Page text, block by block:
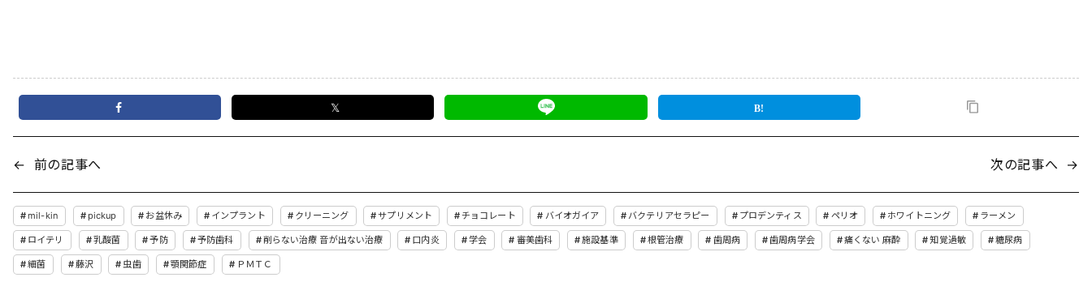
𝕏
← 前の記事へ 次の記事へ →
mil-kin pickup お盆休み インプラント クリーニング サプリメント チョコレート バイオガイア バクテリアセラピー プロデンティス ペリオ ホワイトニング ラーメン
ロイテリ 乳酸菌 予防 予防歯科 削らない治療 音が出ない治療 口内炎 学会 審美歯科 施設基準 根管治療 歯周病 歯周病学会 痛くない 麻酔 知覚過敏 糖尿病
細菌 藤沢 虫歯 顎関節症 ＰＭＴＣ